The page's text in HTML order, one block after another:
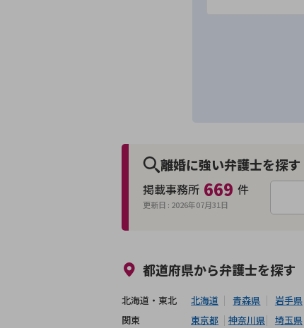
離婚に強い弁護士を探す
掲載事務所 669 件
更新日 : 2026年07月31日
都道府県から弁護士を探す
北海道・東北 北海道 青森県 岩手県
関東
東京都 神奈川県 埼玉県